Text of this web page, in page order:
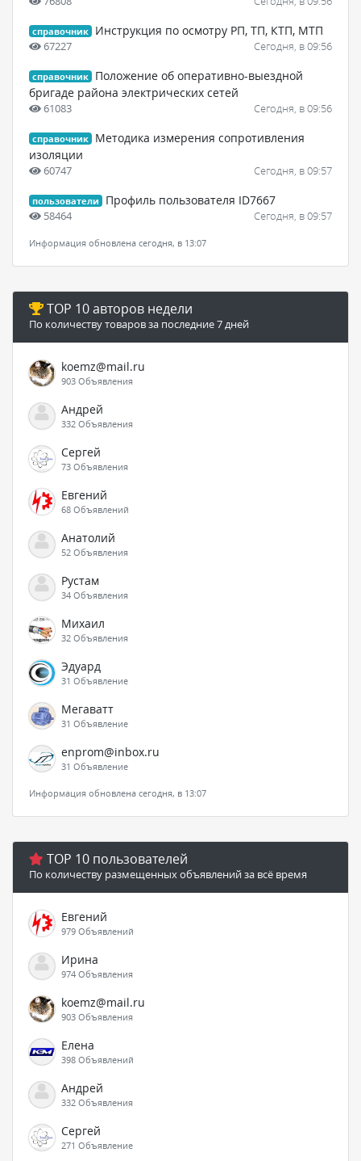
справочник Инструкция по осмотру РП, ТП, КТП, МТП
67227 Сегодня, в 09:56
справочник
Положение об оперативно-выездной
бригаде района электрических сетей
61083 Сегодня, в 09:56
справочник
Методика измерения сопротивления
изоляции
60747 Сегодня, в 09:57
пользователи Профиль пользователя ID7667
58464 Сегодня, в 09:57
Информация обновлена сегодня, в 13:07
TOP 10 авторов недели
По количеству товаров за последние 7 дней
koemz@mail.ru
903 Объявления
Андрей
332 Объявления
Сергей
73 Объявления
Евгений
68 Объявлений
Анатолий
52 Объявления
Рустам
34 Объявления
Михаил
32 Объявления
Эдуард
31 Объявление
Мегаватт
31 Объявление
enprom@inbox.ru
31 Объявление
Информация обновлена сегодня, в 13:07
TOP 10 пользователей
По количеству размещенных объявлений за всё время
Евгений
979 Объявлений
Ирина
974 Объявления
koemz@mail.ru
903 Объявления
Елена
398 Объявлений
Андрей
332 Объявления
Сергей
271 Объявление